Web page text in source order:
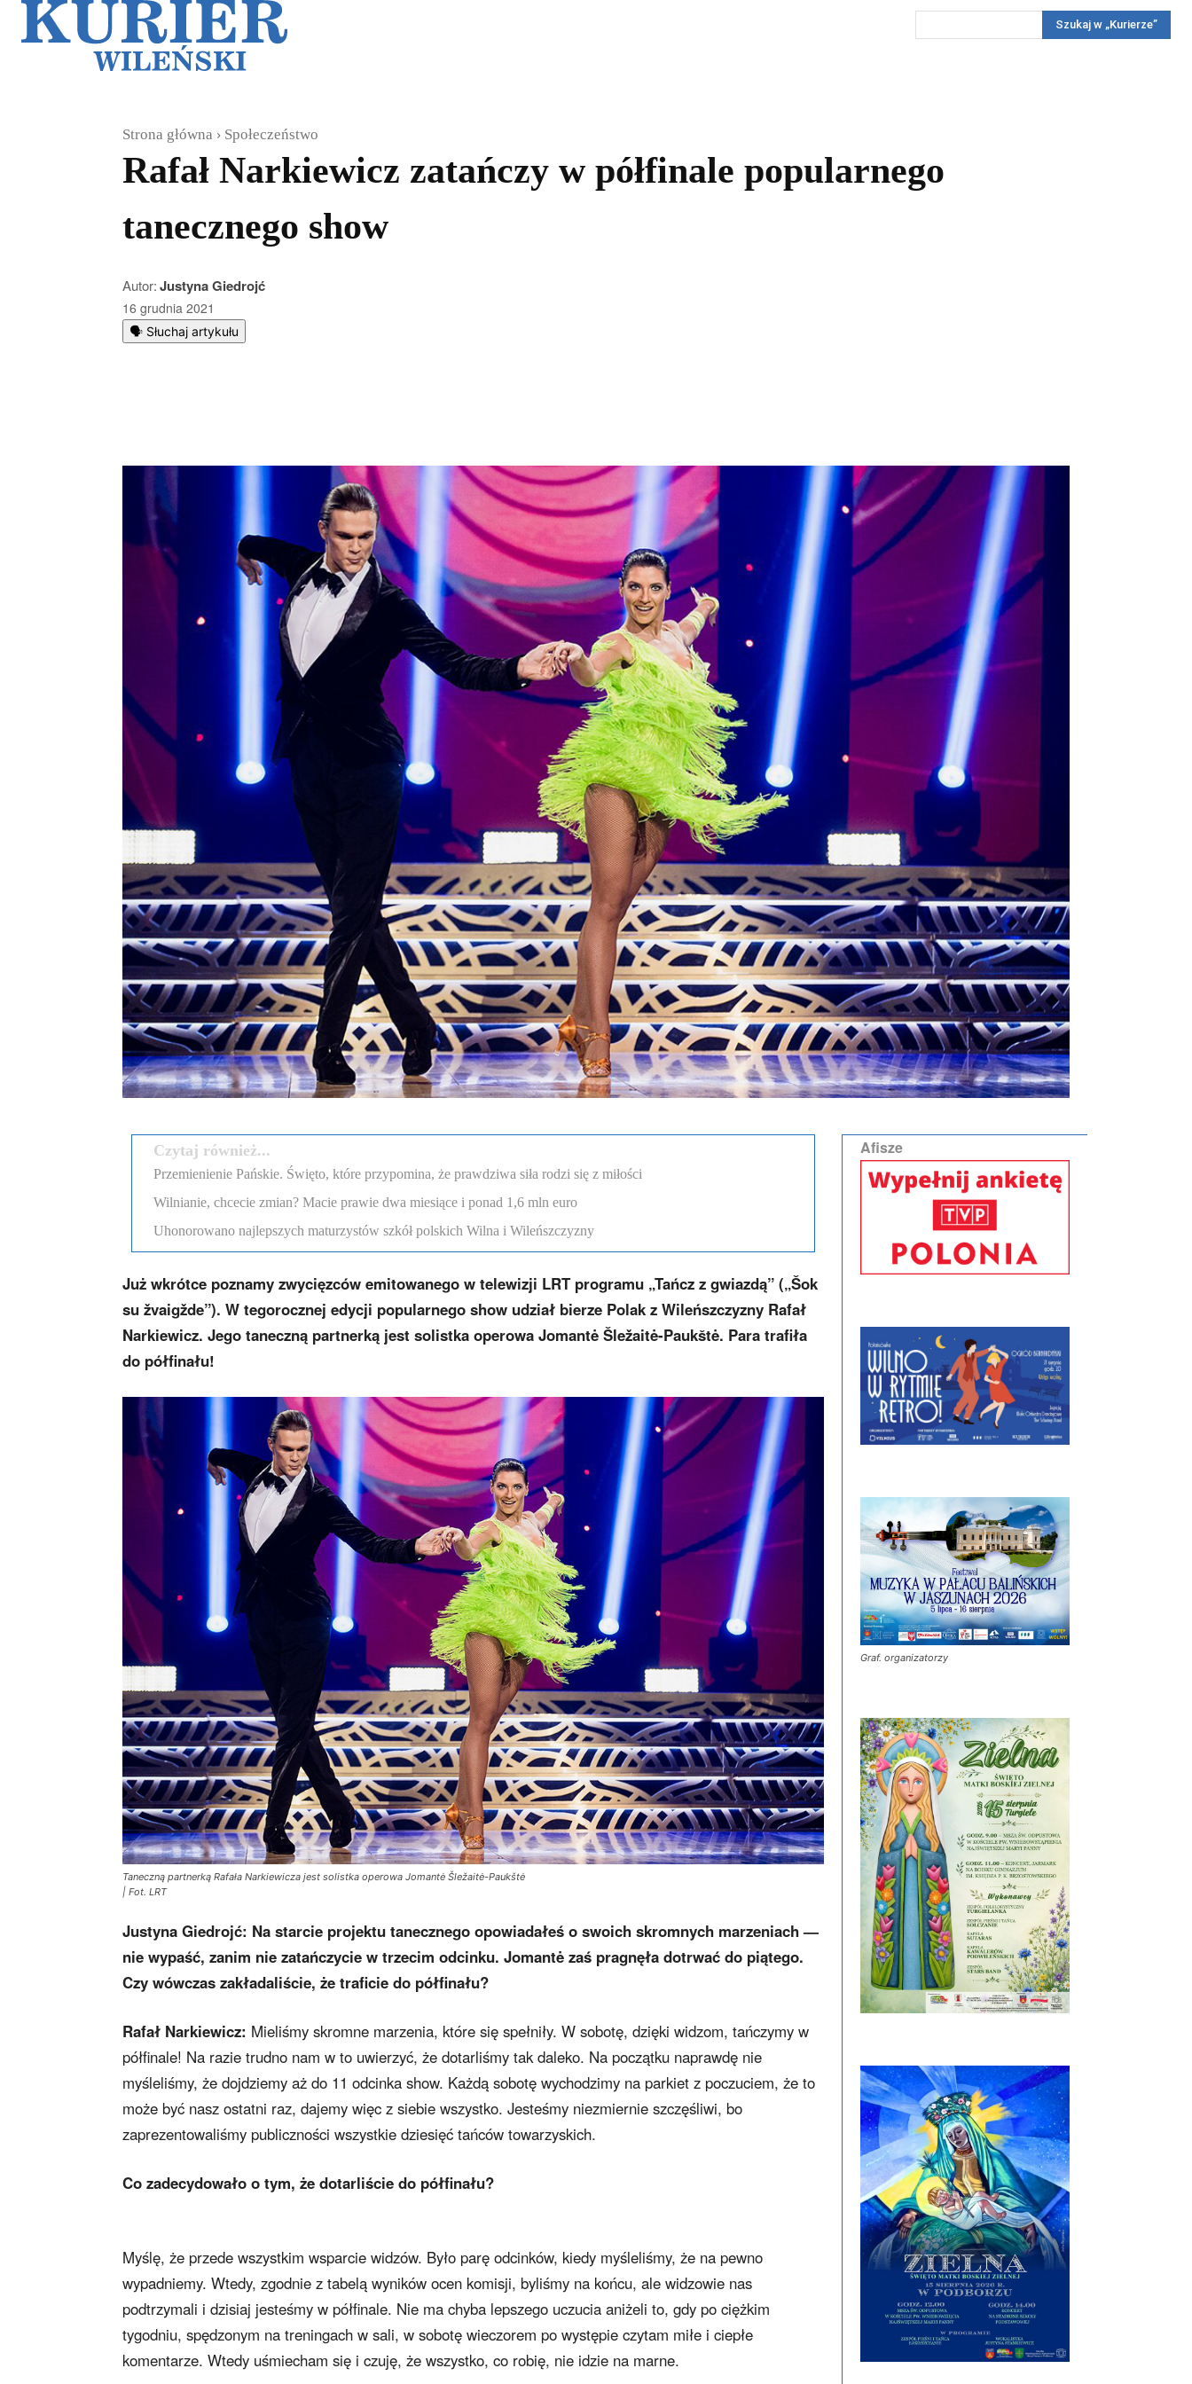
Reportaż KonkursyWięcej
Szukaj w „Kurierze”
Strona główna Społeczeństwo
Rafał Narkiewicz zatańczy w półfinale popularnego
tanecznego show
Autor:Justyna Giedrojć
16 grudnia 2021
🗣️ Słuchaj artykułu
Czytaj również...
Przemienienie Pańskie. Święto, które przypomina, że prawdziwa siła rodzi się z miłości
Wilnianie, chcecie zmian? Macie prawie dwa miesiące i ponad 1,6 mln euro
Uhonorowano najlepszych maturzystów szkół polskich Wilna i Wileńszczyzny
Już wkrótce poznamy zwycięzców emitowanego w telewizji LRT programu „Tańcz z gwiazdą” („Šok
su žvaigžde”). W tegorocznej edycji popularnego show udział bierze Polak z Wileńszczyzny Rafał
Narkiewicz. Jego taneczną partnerką jest solistka operowa Jomantė Šležaitė-Paukštė. Para trafiła
do półfinału!
Taneczną partnerką Rafała Narkiewicza jest solistka operowa Jomantė Šležaitė-Paukštė
| Fot. LRT
Justyna Giedrojć: Na starcie projektu tanecznego opowiadałeś o swoich skromnych marzeniach —
nie wypaść, zanim nie zatańczycie w trzecim odcinku. Jomantė zaś pragnęła dotrwać do piątego.
Czy wówczas zakładaliście, że traficie do półfinału?
Rafał Narkiewicz: Mieliśmy skromne marzenia, które się spełniły. W sobotę, dzięki widzom, tańczymy w
półfinale! Na razie trudno nam w to uwierzyć, że dotarliśmy tak daleko. Na początku naprawdę nie
myśleliśmy, że dojdziemy aż do 11 odcinka show. Każdą sobotę wychodzimy na parkiet z poczuciem, że to
może być nasz ostatni raz, dajemy więc z siebie wszystko. Jesteśmy niezmiernie szczęśliwi, bo
zaprezentowaliśmy publiczności wszystkie dziesięć tańców towarzyskich.
Co zadecydowało o tym, że dotarliście do półfinału?
Myślę, że przede wszystkim wsparcie widzów. Było parę odcinków, kiedy myśleliśmy, że na pewno
wypadniemy. Wtedy, zgodnie z tabelą wyników ocen komisji, byliśmy na końcu, ale widzowie nas
podtrzymali i dzisiaj jesteśmy w półfinale. Nie ma chyba lepszego uczucia aniżeli to, gdy po ciężkim
tygodniu, spędzonym na treningach w sali, w sobotę wieczorem po występie czytam miłe i ciepłe
komentarze. Wtedy uśmiecham się i czuję, że wszystko, co robię, nie idzie na marne.
Afisze
Graf. organizatorzy